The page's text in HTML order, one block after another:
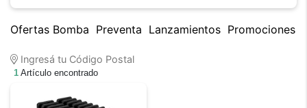
Ofertas Bomba Preventa Lanzamientos Promociones
Ingresá tu Código Postal
1 Artículo encontrado